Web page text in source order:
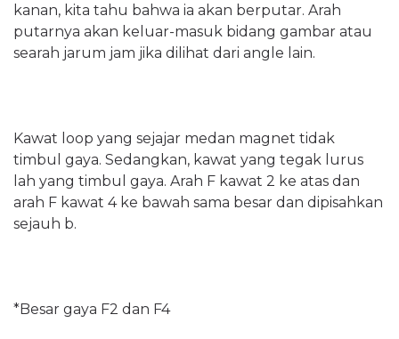
kanan, kita tahu bahwa ia akan berputar. Arah
putarnya akan keluar-masuk bidang gambar atau
searah jarum jam jika dilihat dari angle lain.
Kawat loop yang sejajar medan magnet tidak
timbul gaya. Sedangkan, kawat yang tegak lurus
lah yang timbul gaya. Arah F kawat 2 ke atas dan
arah F kawat 4 ke bawah sama besar dan dipisahkan
sejauh b.
*Besar gaya F2 dan F4